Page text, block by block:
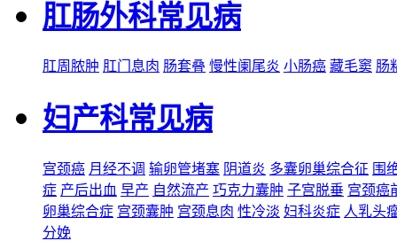
肛肠外科常见病
肛周脓肿 肛门息肉 肠套叠 慢性阑尾炎 小肠癌 藏毛窦 肠
妇产科常见病
宫颈癌 月经不调 输卵管堵塞 阴道炎 多囊卵巢综合征 围
症 产后出血 早产 自然流产 巧克力囊肿 子宫脱垂 宫颈癌
卵巢综合症 宫颈囊肿 宫颈息肉 性冷淡 妇科炎症 人乳头
分娩